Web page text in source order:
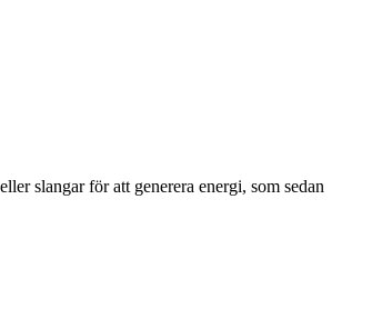
slangar för att generera energi, som sedan